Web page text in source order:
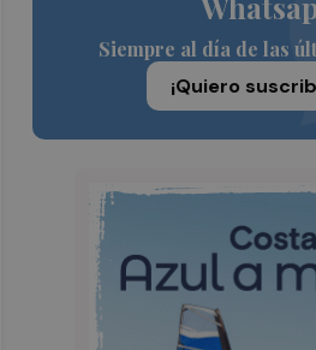
Siempre al día de las
¡Quiero